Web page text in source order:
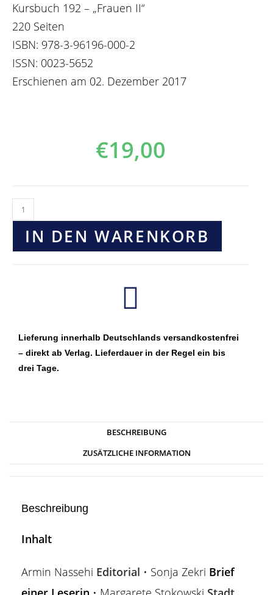
Kursbuch 192 – „Frauen II“
220 Seiten
ISBN: 978-3-96196-000-2
ISSN: 0023-5652
Erschienen am 02. Dezember 2017
€19,00
IN DEN WARENKORB
Lieferung innerhalb Deutschlands versandkostenfrei
– direkt ab Verlag. Lieferdauer in der Regel ein bis
drei Tage.
BESCHREIBUNG
ZUSÄTZLICHE INFORMATION
Beschreibung
Inhalt
Armin Nassehi Editorial • Sonja Zekri Brief